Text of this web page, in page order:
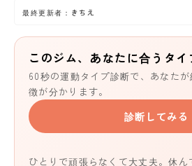
最終更新者：きちえ
このジム、あなたに合うタイ
60秒の運動タイプ診断で、あなた
徴が分かります。
診断してみる
ひとりで頑張らなくて大丈夫。休ん